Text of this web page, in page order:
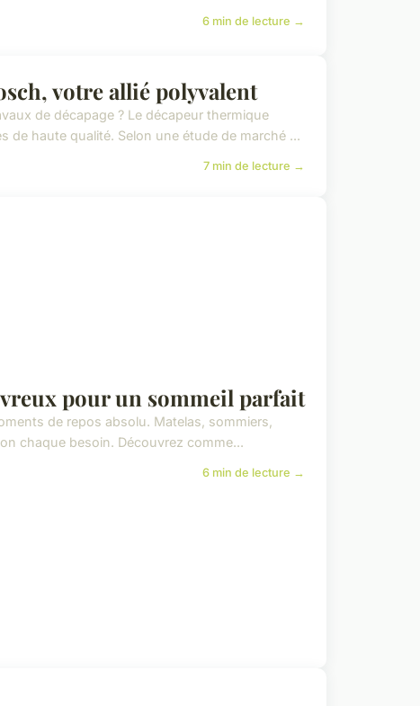
6 min de lecture →
votre allié polyvalent
de décapage ? Le décapeur thermique
de haute qualité. Selon une étude de marché ...
7 min de lecture →
pour un sommeil parfait
de repos absolu. Matelas, sommiers,
chaque besoin. Découvrez comme...
6 min de lecture →